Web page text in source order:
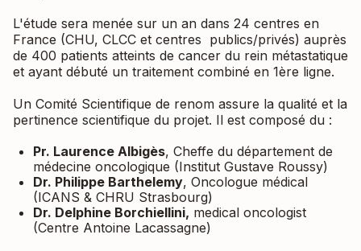
L'étude sera menée sur un an dans 24 centres en
France (CHU, CLCC et centres publics/privés) auprès
de 400 patients atteints de cancer du rein métastatique
et ayant débuté un traitement combiné en 1ère ligne.
Un Comité Scientifique de renom assure la qualité et la
pertinence scientifique du projet. Il est composé du :
Pr. Laurence Albigès, Cheffe du département de
médecine oncologique (Institut Gustave Roussy)
Dr. Philippe Barthelemy, Oncologue médical
(ICANS & CHRU Strasbourg)
Dr. Delphine Borchiellini, medical oncologist
(Centre Antoine Lacassagne)